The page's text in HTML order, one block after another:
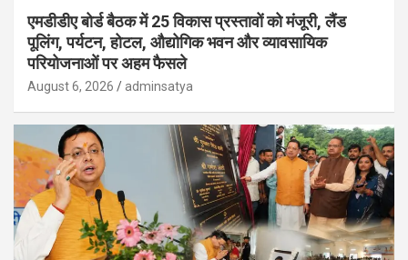
एमडीडीए बोर्ड बैठक में 25 विकास प्रस्तावों को मंजूरी, लैंड
पूलिंग, पर्यटन, होटल, औद्योगिक भवन और व्यावसायिक
परियोजनाओं पर अहम फैसले
August 6, 2026 adminsatya